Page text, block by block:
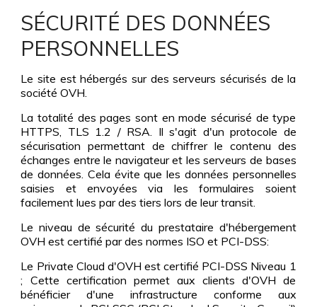
SÉCURITÉ DES DONNÉES
PERSONNELLES
Le site est hébergés sur des serveurs sécurisés de la
société OVH.
La totalité des pages sont en mode sécurisé de type
HTTPS, TLS 1.2 / RSA. Il s'agit d'un protocole de
sécurisation permettant de chiffrer le contenu des
échanges entre le navigateur et les serveurs de bases
de données. Cela évite que les données personnelles
saisies et envoyées via les formulaires soient
facilement lues par des tiers lors de leur transit.
Le niveau de sécurité du prestataire d'hébergement
OVH est certifié par des normes ISO et PCI-DSS:
Le Private Cloud d'OVH est certifié PCI-DSS Niveau 1
; Cette certification permet aux clients d'OVH de
bénéficier d'une infrastructure conforme aux